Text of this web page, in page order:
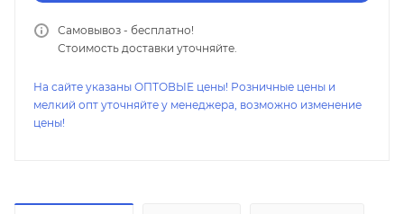
Самовывоз - бесплатно!
Стоимость доставки уточняйте.
На сайте указаны ОПТОВЫЕ цены! Розничные цены и
мелкий опт уточняйте у менеджера, возможно изменение
цены!